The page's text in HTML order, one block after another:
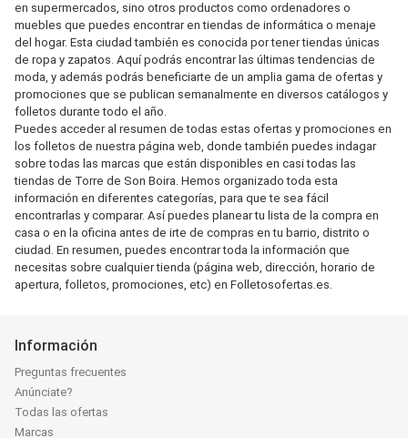
en supermercados, sino otros productos como ordenadores o
muebles que puedes encontrar en tiendas de informática o menaje
del hogar. Esta ciudad también es conocida por tener tiendas únicas
de ropa y zapatos. Aquí podrás encontrar las últimas tendencias de
moda, y además podrás beneficiarte de un amplia gama de ofertas y
promociones que se publican semanalmente en diversos catálogos y
folletos durante todo el año.
Puedes acceder al resumen de todas estas ofertas y promociones en
los folletos de nuestra página web, donde también puedes indagar
sobre todas las marcas que están disponibles en casi todas las
tiendas de Torre de Son Boira. Hemos organizado toda esta
información en diferentes categorías, para que te sea fácil
encontrarlas y comparar. Así puedes planear tu lista de la compra en
casa o en la oficina antes de irte de compras en tu barrio, distrito o
ciudad. En resumen, puedes encontrar toda la información que
necesitas sobre cualquier tienda (página web, dirección, horario de
apertura, folletos, promociones, etc) en Folletosofertas.es.
Información
Preguntas frecuentes
Anúnciate?
Todas las ofertas
Marcas